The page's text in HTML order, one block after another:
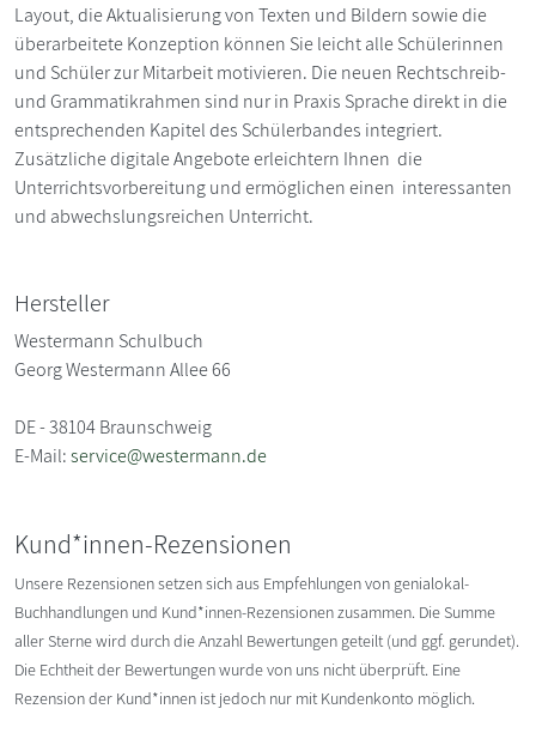
Layout, die Aktualisierung von Texten und Bildern sowie die
überarbeitete Konzeption können Sie leicht alle Schülerinnen
und Schüler zur Mitarbeit motivieren. Die neuen Rechtschreib-
und Grammatikrahmen sind nur in Praxis Sprache direkt in die
entsprechenden Kapitel des Schülerbandes integriert.
Zusätzliche digitale Angebote erleichtern Ihnen die
Unterrichtsvorbereitung und ermöglichen einen interessanten
und abwechslungsreichen Unterricht.
Hersteller
Westermann Schulbuch
Georg Westermann Allee 66
DE - 38104 Braunschweig
E-Mail:service@westermann.de
Kund*innen-Rezensionen
Unsere Rezensionen setzen sich aus Empfehlungen von genialokal-
Buchhandlungen und Kund*innen-Rezensionen zusammen. Die Summe
aller Sterne wird durch die Anzahl Bewertungen geteilt (und ggf. gerundet).
Die Echtheit der Bewertungen wurde von uns nicht überprüft. Eine
Rezension der Kund*innen ist jedoch nur mit Kundenkonto möglich.